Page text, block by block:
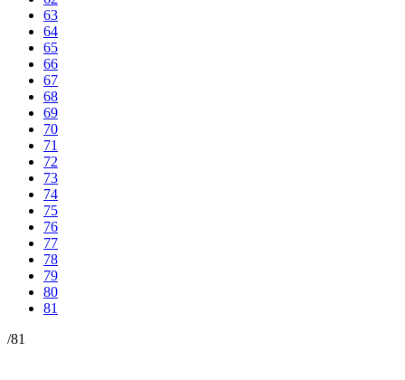
63
64
65
66
67
68
69
70
71
72
73
74
75
76
77
78
79
80
81
/81